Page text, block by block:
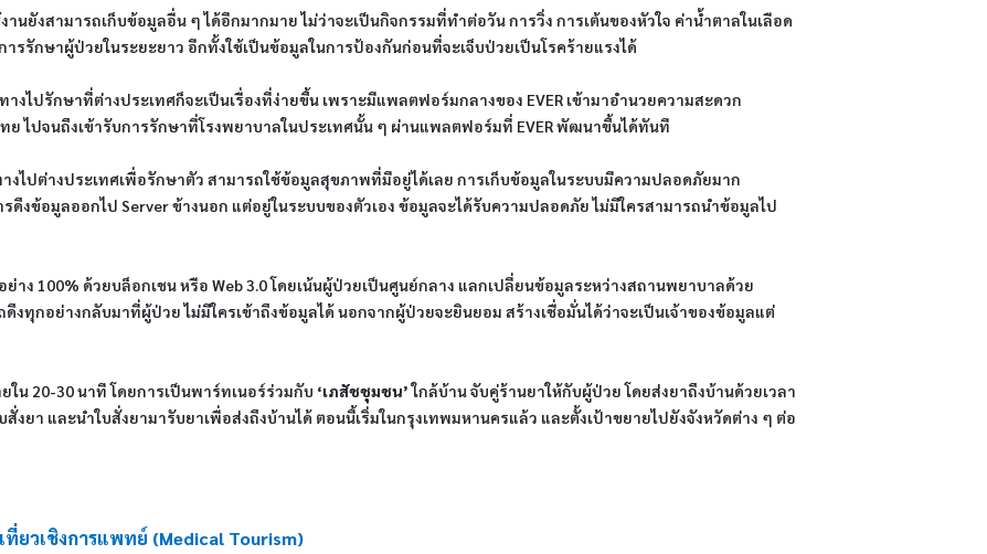
นยังสามารถเก็บข้อมูลอื่น ๆ ได้อีกมากมาย ไม่ว่าจะเป็นกิจกรรมที่ทำต่อวัน การวิ่ง การเต้นของหัวใจ ค่าน้ำตาลในเลือด
รรักษาผู้ป่วยในระยะยาว อีกทั้งใช้เป็นข้อมูลในการป้องกันก่อนที่จะเจ็บป่วยเป็นโรคร้ายแรงได้
งไปรักษาที่ต่างประเทศก็จะเป็นเรื่องที่ง่ายขึ้น เพราะมีแพลตฟอร์มกลางของ EVER เข้ามาอำนวยความสะดวก
ไปจนถึงเข้ารับการรักษาที่โรงพยาบาลในประเทศนั้น ๆ ผ่านแพลตฟอร์มที่ EVER พัฒนาขึ้นได้ทันที
ไปต่างประเทศเพื่อรักษาตัว สามารถใช้ข้อมูลสุขภาพที่มีอยู่ได้เลย การเก็บข้อมูลในระบบมีความปลอดภัยมาก
ดึงข้อมูลออกไป Server ข้างนอก แต่อยู่ในระบบของตัวเอง ข้อมูลจะได้รับความปลอดภัย ไม่มีใครสามารถนำข้อมูลไป
ย่าง 100% ด้วยบล็อกเชน หรือ Web 3.0 โดยเน้นผู้ป่วยเป็นศูนย์กลาง แลกเปลี่ยนข้อมูลระหว่างสถานพยาบาลด้วย
ทุกอย่างกลับมาที่ผู้ป่วย ไม่มีใครเข้าถึงข้อมูลได้ นอกจากผู้ป่วยจะยินยอม สร้างเชื่อมั่นได้ว่าจะเป็นเจ้าของข้อมูลแต่
ใน 20-30 นาที โดยการเป็นพาร์ทเนอร์ร่วมกับ ‘เภสัชชุมชน’ใกล้บ้าน จับคู่ร้านยาให้กับผู้ป่วย โดยส่งยาถึงบ้านด้วยเวลา
งยา และนำใบสั่งยามารับยาเพื่อส่งถึงบ้านได้ ตอนนี้เริ่มในกรุงเทพมหานครแล้ว และตั้งเป้าขยายไปยังจังหวัดต่าง ๆ ต่อ
ยวเชิงการแพทย์ (Medical Tourism)